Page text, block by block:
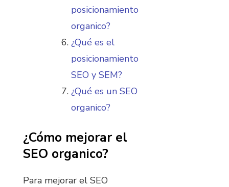
posicionamiento
organico?
¿Qué es el
posicionamiento
SEO y SEM?
¿Qué es un SEO
organico?
¿Cómo mejorar el
SEO organico?
Para mejorar el SEO